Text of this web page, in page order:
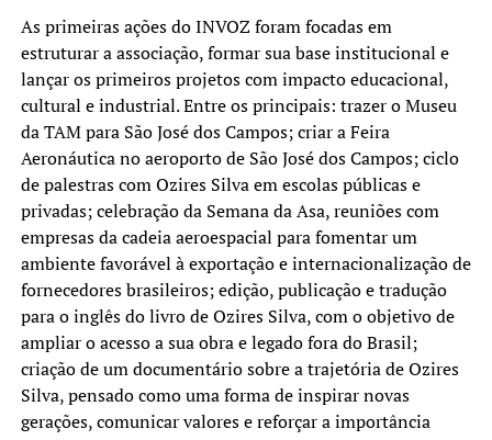
As primeiras ações do INVOZ foram focadas em
estruturar a associação, formar sua base institucional e
lançar os primeiros projetos com impacto educacional,
cultural e industrial. Entre os principais: trazer o Museu
da TAM para São José dos Campos; criar a Feira
Aeronáutica no aeroporto de São José dos Campos; ciclo
de palestras com Ozires Silva em escolas públicas e
privadas; celebração da Semana da Asa, reuniões com
empresas da cadeia aeroespacial para fomentar um
ambiente favorável à exportação e internacionalização de
fornecedores brasileiros; edição, publicação e tradução
para o inglês do livro de Ozires Silva, com o objetivo de
ampliar o acesso a sua obra e legado fora do Brasil;
criação de um documentário sobre a trajetória de Ozires
Silva, pensado como uma forma de inspirar novas
gerações, comunicar valores e reforçar a importância